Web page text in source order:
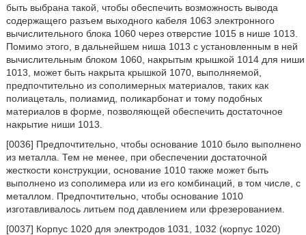
быть выбрана такой, чтобы обеспечить возможность вывода
содержащего разъем выходного кабеля 1063 электронного
вычислительного блока 1060 через отверстие 1015 в нише 1013.
Помимо этого, в дальнейшем ниша 1013 с установленным в ней
вычислительным блоком 1060, накрытым крышкой 1014 для ниши
1013, может быть накрыта крышкой 1070, выполняемой,
предпочтительно из сополимерных материалов, таких как
полиацеталь, полиамид, поликарбонат и тому подобных
материалов в форме, позволяющей обеспечить достаточное
накрытие ниши 1013.
[0036] Предпочтительно, чтобы основание 1010 было выполнено
из металла. Тем не менее, при обеспечении достаточной
жесткости конструкции, основание 1010 также может быть
выполнено из сополимера или из его комбинаций, в том числе, с
металлом. Предпочтительно, чтобы основание 1010
изготавливалось литьем под давлением или фрезерованием.
[0037] Корпус 1020 для электродов 1031, 1032 (корпус 1020)